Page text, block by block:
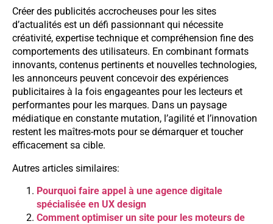
Créer des publicités accrocheuses pour les sites
d’actualités est un défi passionnant qui nécessite
créativité, expertise technique et compréhension fine des
comportements des utilisateurs. En combinant formats
innovants, contenus pertinents et nouvelles technologies,
les annonceurs peuvent concevoir des expériences
publicitaires à la fois engageantes pour les lecteurs et
performantes pour les marques. Dans un paysage
médiatique en constante mutation, l’agilité et l’innovation
restent les maîtres-mots pour se démarquer et toucher
efficacement sa cible.
Autres articles similaires:
Pourquoi faire appel à une agence digitale
spécialisée en UX design
Comment optimiser un site pour les moteurs de